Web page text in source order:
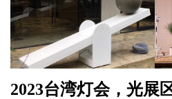
2023台湾灯会，光展